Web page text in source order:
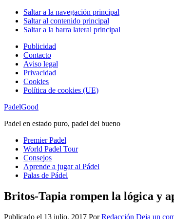
Saltar a la navegación principal
Saltar al contenido principal
Saltar a la barra lateral principal
Publicidad
Contacto
Aviso legal
Privacidad
Cookies
Política de cookies (UE)
PadelGood
Padel en estado puro, padel del bueno
Premier Padel
World Padel Tour
Consejos
Aprende a jugar al Pádel
Palas de Pádel
Britos-Tapia rompen la lógica y
Publicado el 13 julio, 2017 PorRedacción Deja un